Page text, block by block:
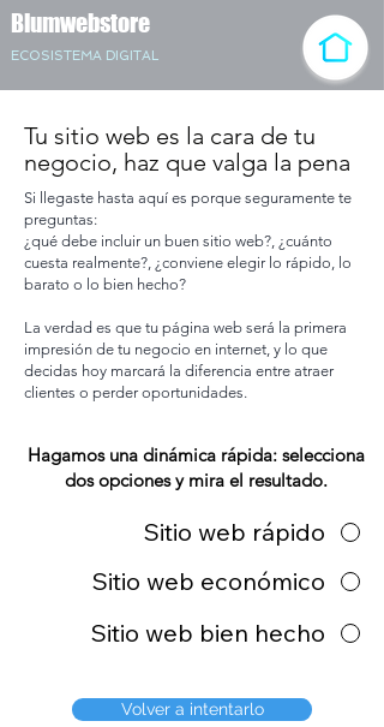
Blumwebstore
ECOSISTEMA DIGITAL
Tu sitio web es la cara de tu
negocio, haz que valga la pena
Si llegaste hasta aquí es porque seguramente te
preguntas:
¿qué debe incluir un buen sitio web?, ¿cuánto
cuesta realmente?, ¿conviene elegir lo rápido, lo
barato o lo bien hecho?
La verdad es que tu página web será la primera
impresión de tu negocio en internet, y lo que
decidas hoy marcará la diferencia entre atraer
clientes o perder oportunidades.
Hagamos una dinámica rápida: selecciona
dos opciones y mira el resultado.
Sitio web rápido
Sitio web económico
Sitio web bien hecho
Volver a intentarlo